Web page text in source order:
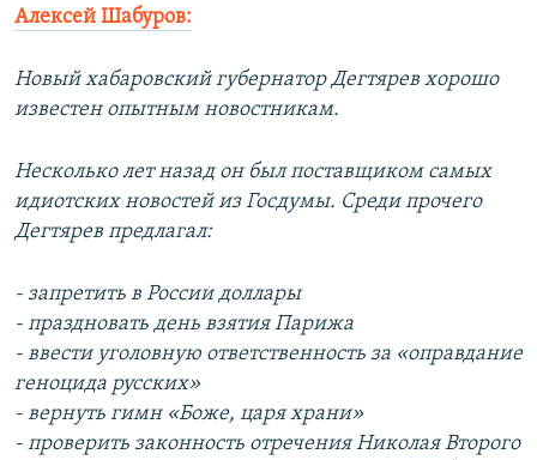
Алексей Шабуров:
Новый хабаровский губернатор Дегтярев хорошо
известен опытным новостникам.
Несколько лет назад он был поставщиком самых
идиотских новостей из Госдумы. Среди прочего
Дегтярев предлагал:
- запретить в России доллары
- праздновать день взятия Парижа
- ввести уголовную ответственность за «оправдание
геноцида русских»
- вернуть гимн «Боже, царя храни»
- проверить законность отречения Николая Второго